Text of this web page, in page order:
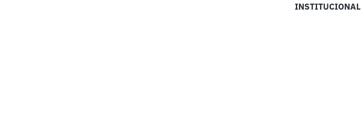
INSTITUCIONAL